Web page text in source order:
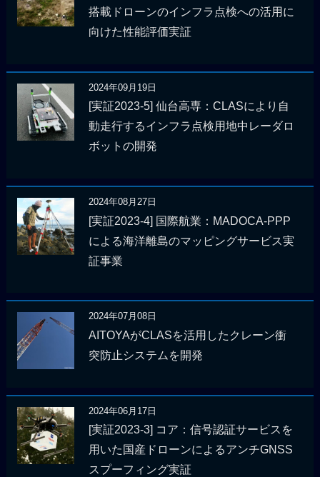
搭載ドローンのインフラ点検への活用に
向けた性能評価実証
2024年09月19日
[実証2023-5] 仙台高専：CLASにより自
動走行するインフラ点検用地中レーダロ
ボットの開発
2024年08月27日
[実証2023-4] 国際航業：MADOCA-PPP
による海洋離島のマッピングサービス実
証事業
2024年07月08日
AITOYAがCLASを活用したクレーン衝
突防止システムを開発
2024年06月17日
[実証2023-3] コア：信号認証サービスを
用いた国産ドローンによるアンチGNSS
スプーフィング実証